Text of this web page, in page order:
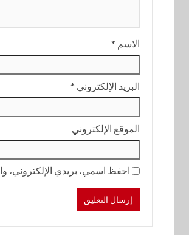
الاسم *
البريد الإلكتروني *
الموقع الإلكتروني
احفظ اسمي، بريدي الإلكتروني،